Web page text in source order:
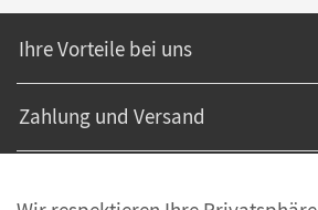
Ihre Vorteile bei uns
Zahlung und Versand